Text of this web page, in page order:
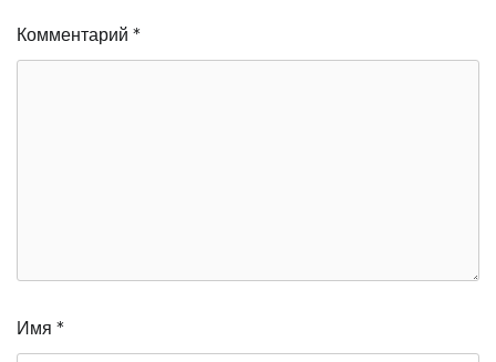
Комментарий *
Имя *